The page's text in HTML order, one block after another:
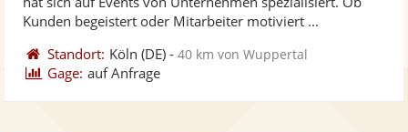
Kunden begeistert oder Mitarbeiter motiviert ...
Standort: Köln (DE) -40 km von Wuppertal
Gage: auf Anfrage